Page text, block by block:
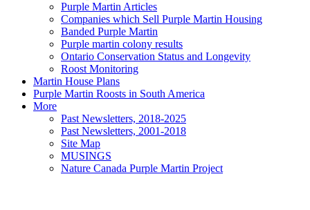
Purple Martin Articles
Companies which Sell Purple Martin Housing
Banded Purple Martin
Purple martin colony results
Ontario Conservation Status and Longevity
Roost Monitoring
Martin House Plans
Purple Martin Roosts in South America
More
Past Newsletters, 2018-2025
Past Newsletters, 2001-2018
Site Map
MUSINGS
Nature Canada Purple Martin Project